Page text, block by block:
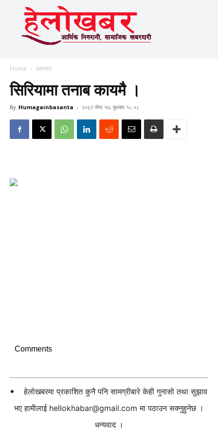
Home समाचार
सिरियामा तनाब कायमै ।
By Humagainbasanta - २०६९ जेष्ठ १७, बुधबार १८:०८
Comments
हेलोखबरमा प्रकाशित कुनै पनि सामग्रीबारे केही गुनासो तथा सुझाव
भए हामीलाई hellokhabar@gmail.com मा पठाउन सक्नुहुनेछ ।
धन्यवाद ।